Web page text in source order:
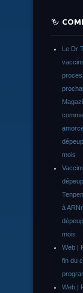
Le Dr
mois
à
mois
Web |
fin du
Web |